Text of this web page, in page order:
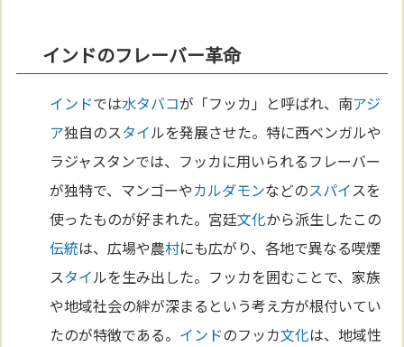
インドのフレーバー革命
インドでは水タバコが「フッカ」と呼ばれ、南アジ
ア独自のスタイルを発展させた。特に西ベンガルや
ラジャスタンでは、フッカに用いられるフレーバー
が独特で、マンゴーやカルダモンなどのスパイスを
使ったものが好まれた。宮廷文化から派生したこの
伝統は、広場や農村にも広がり、各地で異なる喫煙
スタイルを生み出した。フッカを囲むことで、家族
や地域社会の絆が深まるという考え方が根付いてい
たのが特徴である。 インドのフッカ文化は、地域性